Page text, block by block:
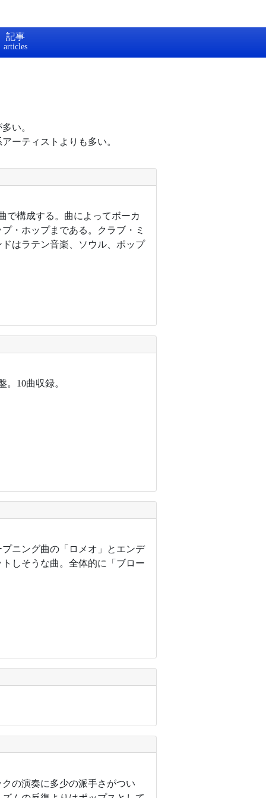
記事
い。
ーティストよりも多い。
で構成する。曲によってボーカ
・ホップまである。クラブ・ミ
はラテン音楽、ソウル、ポップ
10曲収録。
ニング曲の「ロメオ」とエンデ
しそうな曲。全体的に「ブロー
の演奏に多少の派手さがつい